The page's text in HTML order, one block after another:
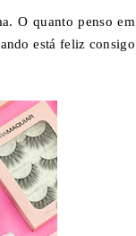
O quanto penso em
está feliz consigo